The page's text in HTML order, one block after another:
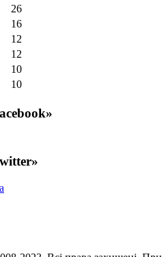
26
16
12
12
10
10